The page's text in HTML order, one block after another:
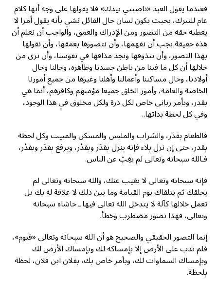
فعندما يقول العبد «ناصيتي بيدك» فلا يقولها على وجه أنها كلام
عام للتبرك، بحيث يكون لسان حال القائل يَشي بأنه يقول أمرا لا
يعطيه حقه من التصور ومن الإدراك والعمق، والواجب أن نعلم أن
هذه حقيقة يجب أن نفهمها، وأن نتصورها بعمقها، وأن نقولها
بهذا التصور، وأن نتذوقها ونجد مذاقها في نفوسنا، وأن نرى من
خلالها أن كل ما فينا من باطن جسدنا وظاهره، وحالنا وحال
أولادنا، وحال مساكننا وأعمالنا وأهلنا وغيرها من جميع أمورنا
الخاصة والعامة، وأمور الخلق جميعا مؤمنهم وكافرهم، أنما هي
بقدر، وبأمر رباني خاص لكل ذرة ولكل مخلوق في هذا الوجود،
وفي كل لحظة بذاتها..
فالطعام بقدَر، والشراب والملبس والمسكن والمبيت وكل لحظة
بقدر، حتى إن نزل بلاء فإنه ينزل بقدَر وبقدْر، ويرفع بقدَر وبقدْر،
فـالله سبحانه وتعالى لم يغِبْ عن الناس.
فإنه سبحانه وتعالى لا يغيب عنك، والله سبحانه وتعالى لم
يخلقك ثم يتلقاك يوم القيامة وما بين ذلك لا علاقة له بك بل
تعمل خلالها كآلة لا يتدخل الله تعالى فيها ـ حاشاه سبحانه
وتعالى، فهذا تصور مضطرب وخطأ.
إنما التصور الحقيقي والصحيح هو أن الله سبحانه وتعالى «قيوم»،
فلم تدب على الأرض إلا بإمساكه لك وبإمساك الأرض لك
وبإمساك السماوات لك، وبأمر خاص بك، بفلان ابن فلان، لحظة
بلحظة.